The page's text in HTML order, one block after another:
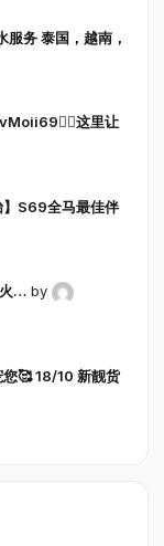
务 泰国，越南，
这里让
】S69全马最佳伴
火… by
您🥰 18/10 新靓货